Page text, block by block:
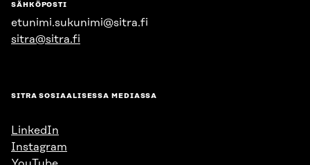
SÄHKÖPOSTI
etunimi.sukunimi@sitra.fi
sitra@sitra.fi
SITRA SOSIAALISESSA MEDIASSA
LinkedIn
Instagram